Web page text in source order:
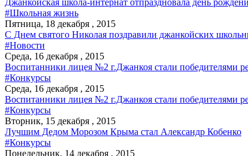
Джанкойская школа-интернат отпраздновала день
#Школьная жизнь
Пятница, 18 декабря , 2015
С Днем святого Николая поздравили джанкойских
#Новости
Среда, 16 декабря , 2015
Воспитанники лицея №2 г.Джанкоя стали победителями
#Конкурсы
Среда, 16 декабря , 2015
Воспитанники лицея №2 г.Джанкоя стали победителями
#Конкурсы
Вторник, 15 декабря , 2015
Лучшим Дедом Морозом Крыма стал Александр Кобенко
#Конкурсы
Понедельник, 14 декабря , 2015